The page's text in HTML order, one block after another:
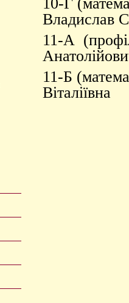
Владислав
11-А
11-Б
Віталіївна